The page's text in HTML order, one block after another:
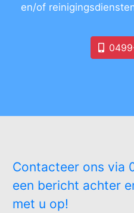
en/of
Contacteer ons via
een bericht achter
met u op!